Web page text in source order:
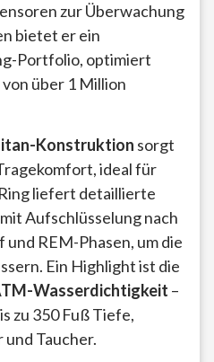
zur Überwachung
bietet er ein
Portfolio, optimiert
über 1 Million
Konstruktion sorgt
ideal für
liefert detaillierte
Aufschlüsselung nach
REM-Phasen, um die
Ein Highlight ist die
Wasserdichtigkeit –
zu 350 Fuß Tiefe,
Taucher.